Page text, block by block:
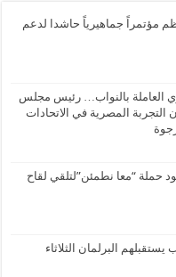
مؤتمراً جماهيرياً حاشدا لدعم
العاملة بالنواب… رئيس مجلس
التجربة المصرية في الاتحادات
حملة “معا نطمئن”لتلقي لقاح
أول 100 نائب يستقبلهم البرلمان الثلاثاء